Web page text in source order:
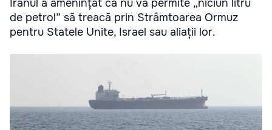
Iranul a amenințat că nu va permite „niciun litru
de petrol” să treacă prin Strâmtoarea Ormuz
pentru Statele Unite, Israel sau aliații lor.